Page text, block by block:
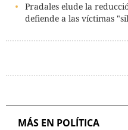
Pradales elude la
defiende a las víctimas
MÁS EN POLÍTICA